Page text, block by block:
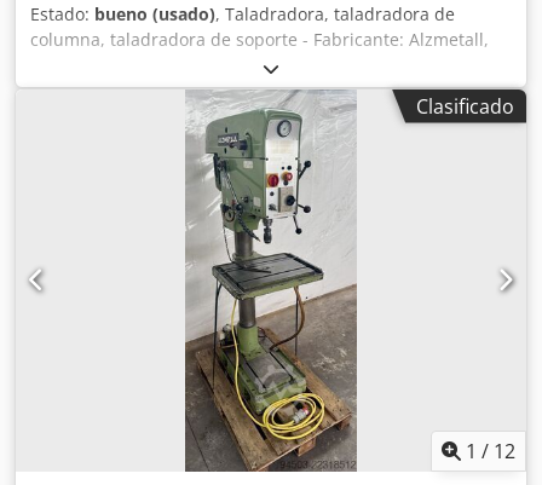
Estado: bueno (usado), Taladradora, taladradora de
columna, taladradora de soporte - Fabricante: Alzmetall,
Tipo de taladradora de columna AB5/S - Motor: VKS 3 kW -
Velocidades: 40 - 800 rpm, regulación continua,
derecha/izquierda - Avance: 0,1 - 0,14 - 0,2 - 0,28 - 0,4
mm/vuelta - Tamaño de mesa: Ø 500 mm, recorrido 470
mm - Cono del husillo: MK5 Crjdpfx Asr Ngp Usprsf -
Carrera del husillo: 240 mm - Distancia a la columna: 380
mm - Ø de columna: 220 mm - Dimensiones: 1450/680/Alto
2160 mm - Peso: 1262 kg
Clasificado
1 / 12